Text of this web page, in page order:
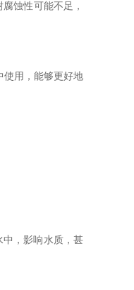
蚀性可能不足，
使用，能够更好地
，影响水质，甚